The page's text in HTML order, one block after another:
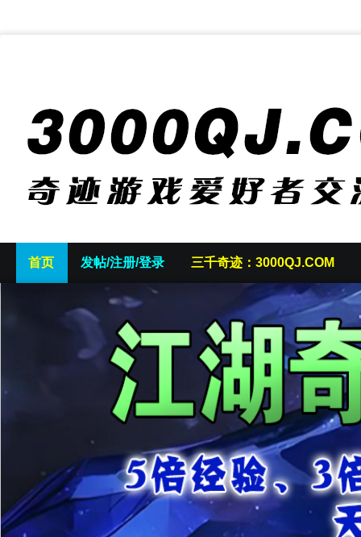
首页 发帖/注册/登录 三千奇迹：3000QJ.COM